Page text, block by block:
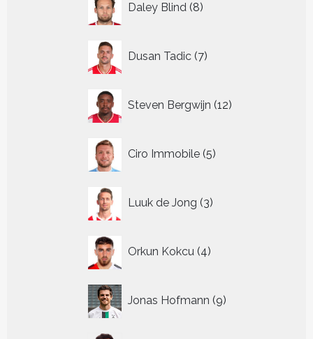
Daley Blind 8
producten
Dusan Tadic 7
producten
Steven Bergwijn 12
producten
Ciro Immobile 5
producten
Luuk de Jong 3
producten
Orkun Kokcu 4
producten
Jonas Hofmann 9
producten